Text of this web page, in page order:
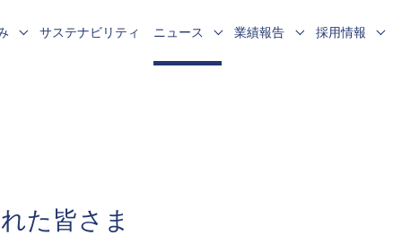
サステナビリティ ニュース 業績報告 採用情報
た皆さま